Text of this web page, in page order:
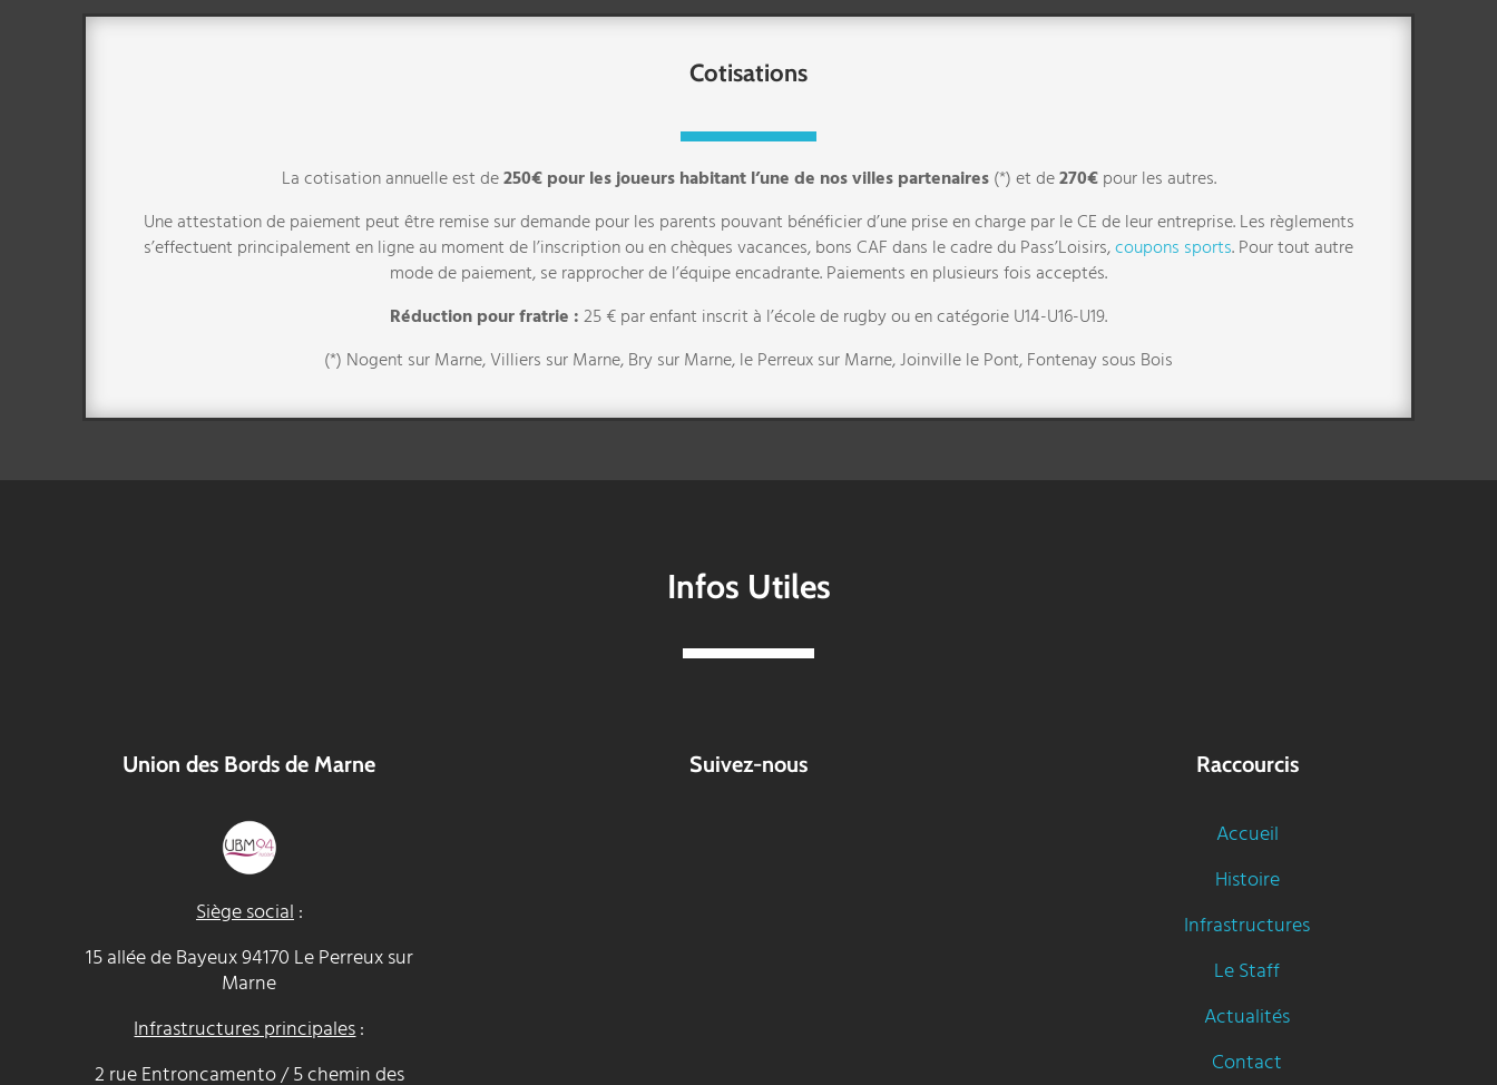
Cotisations
La cotisation annuelle est de250€ pour les joueurs habitant l’une de nos villes partenaires(*) et de270€pour les autres.
Une attestation de paiement peut être remise sur demande pour les parents pouvant bénéficier d’une prise en charge par le CE de leur entreprise. Les règlements
s’effectuent principalement en ligne au moment de l’inscription ou en chèques vacances, bons CAF dans le cadre du Pass’Loisirs,coupons sports. Pour tout autre
mode de paiement, se rapprocher de l’équipe encadrante. Paiements en plusieurs fois acceptés.
Réduction pour fratrie : 25 € par enfant inscrit à l’école de rugby ou en catégorie U14-U16-U19.
(*) Nogent sur Marne, Villiers sur Marne, Bry sur Marne, le Perreux sur Marne, Joinville le Pont, Fontenay sous Bois
Infos Utiles
Union des Bords de Marne
Siège social :
15 allée de Bayeux 94170 Le Perreux sur
Marne
Infrastructures principales:
2 rue Entroncamento / 5 chemin des
Suivez-nous Raccourcis
Accueil
Histoire
Infrastructures
Le Staff
Actualités
Contact